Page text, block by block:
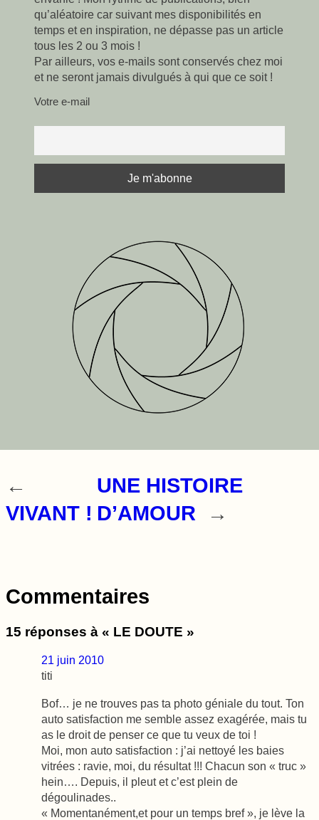
qu’aléatoire car suivant mes disponibilités en
temps et en inspiration, ne dépasse pas un article
tous les 2 ou 3 mois !
Par ailleurs, vos e-mails sont conservés chez moi
et ne seront jamais divulgués à qui que ce soit !
Votre e-mail
←
VIVANT !
UNE HISTOIRE
D’AMOUR
→
Commentaires
15 réponses à « LE DOUTE »
21 juin 2010
titi
Bof… je ne trouves pas ta photo géniale du tout. Ton
auto satisfaction me semble assez exagérée, mais tu
as le droit de penser ce que tu veux de toi !
Moi, mon auto satisfaction : j’ai nettoyé les baies
vitrées : ravie, moi, du résultat !!! Chacun son « truc »
hein…. Depuis, il pleut et c’est plein de
dégoulinades..
« Momentanément,et pour un temps bref », je lève la